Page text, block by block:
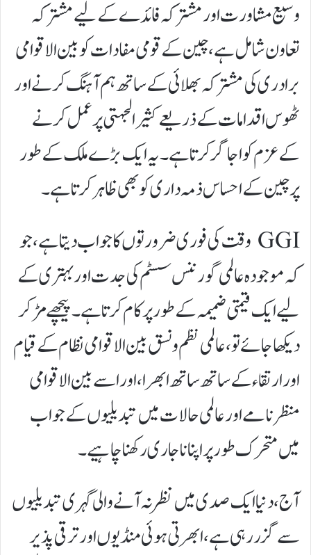
وسیع مشاورت اور مشترکہ فائدے کے لیے مشترکہ
تعاون شامل ہے، چین کے قومی مفادات کو بین الاقوامی
برادری کی مشترکہ بھلائی کے ساتھ ہم آہنگ کرنے اور
ٹھوس اقدامات کے ذریعے کثیرالجہتی پر عمل کرنے
کے عزم کو اجاگر کرتا ہے۔ یہ ایک بڑے ملک کے طور
پر چین کے احساس ذمہ داری کو بھی ظاہر کرتا ہے۔
GGI وقت کی فوری ضرورتوں کا جواب دیتا ہے، جو
کہ موجودہ عالمی گورننس سسٹم کی جدت اور بہتری کے
لیے ایک قیمتی ضمیمہ کے طور پر کام کرتا ہے۔ پیچھے مڑ کر
دیکھا جائے تو، عالمی نظم و نسق بین الاقوامی نظام کے قیام
اور ارتقاء کے ساتھ ساتھ ابھرا، اور اسے بین الاقوامی
منظر نامے اور عالمی حالات میں تبدیلیوں کے جواب
میں متحرک طور پر اپنانا جاری رکھنا چاہیے۔
آج، دنیا ایک صدی میں نظر نہ آنے والی گہری تبدیلیوں
سے گزر رہی ہے، ابھرتی ہوئی منڈیوں اور ترقی پذیر